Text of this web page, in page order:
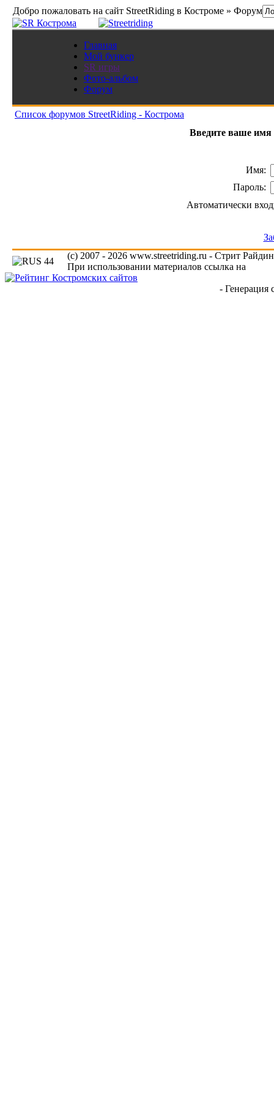
Добро пожаловать на сайт StreetRiding в Костроме » Форум
Главная
Мой бункер
SR игры
Фото-альбом
Форум
Список форумов StreetRiding - Кострома
Введите ваше имя
Имя:
Пароль:
Автоматически
(c) 2007 - 2026 www.streetriding.ru - Стрит
При использовании материалов ссылка на
- Генерация